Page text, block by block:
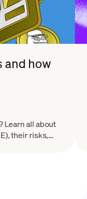
and how
Learn all about
their risks,